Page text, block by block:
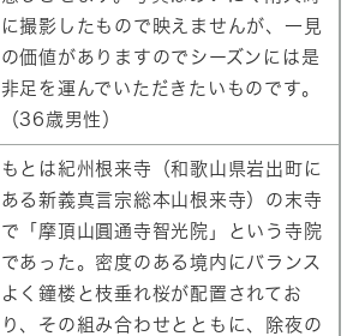
に撮影したもので映えませんが、一見
の価値がありますのでシーズンには是
非足を運んでいただきたいものです。
（36歳男性）
もとは紀州根来寺（和歌山県岩出町に
ある新義真言宗総本山根来寺）の末寺
で「摩頂山圓通寺智光院」という寺院
であった。密度のある境内にバランス
よく鐘楼と枝垂れ桜が配置されてお
り、その組み合わせとともに、除夜の